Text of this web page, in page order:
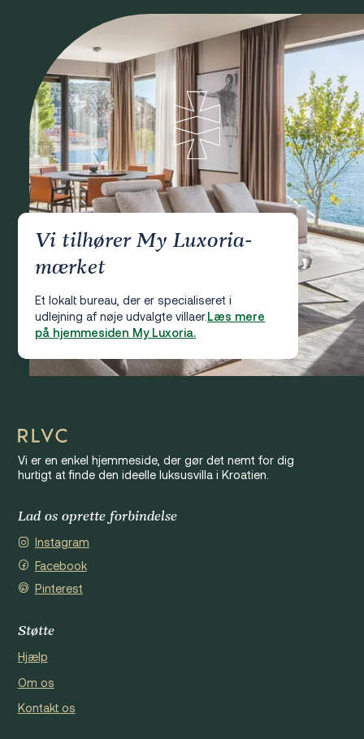
Vi tilhører My Luxoria-
mærket
Et lokalt bureau, der er specialiseret i
udlejning af nøje udvalgte villaer.Læs mere
på hjemmesiden My Luxoria.
Vi er en enkel hjemmeside, der gør det nemt for dig
hurtigt at finde den ideelle luksusvilla i Kroatien.
Lad os oprette forbindelse
Instagram
Facebook
Pinterest
Støtte
Hjælp
Om os
Kontakt os